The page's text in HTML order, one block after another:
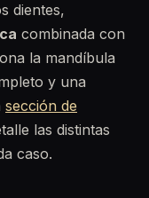
dientes,
combinada con
la mandíbula
y una
sección de
las distintas
caso.